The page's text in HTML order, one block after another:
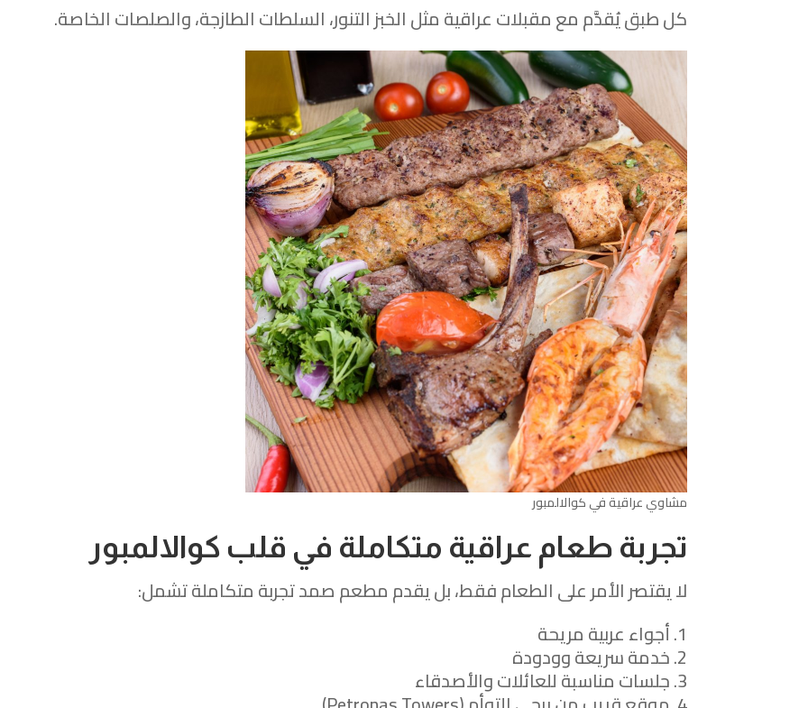
كل طبق يُقدَّم مع مقبلات عراقية مثل الخبز التنور، السلطات الطازجة، والصلصات الخاصة.
مشاوي عراقية في كوالالمبور
تجربة طعام عراقية متكاملة في قلب كوالالمبور
لا يقتصر الأمر على الطعام فقط، بل يقدم مطعم صمد تجربة متكاملة تشمل:
أجواء عربية مريحة
خدمة سريعة وودودة
جلسات مناسبة للعائلات والأصدقاء